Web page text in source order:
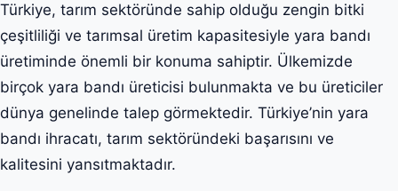
Türkiye, tarım sektöründe sahip olduğu zengin bitki
çeşitliliği ve tarımsal üretim kapasitesiyle yara bandı
üretiminde önemli bir konuma sahiptir. Ülkemizde
birçok yara bandı üreticisi bulunmakta ve bu üreticiler
dünya genelinde talep görmektedir. Türkiye’nin yara
bandı ihracatı, tarım sektöründeki başarısını ve
kalitesini yansıtmaktadır.